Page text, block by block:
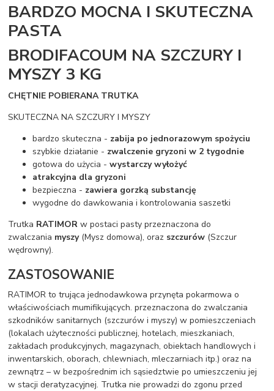
BARDZO MOCNA I SKUTECZNA
PASTA
BRODIFACOUM NA SZCZURY I
MYSZY 3 KG
CHĘTNIE POBIERANA TRUTKA
SKUTECZNA NA SZCZURY I MYSZY
bardzo skuteczna - zabija po jednorazowym spożyciu
szybkie działanie - zwalczenie gryzoni w 2 tygodnie
gotowa do użycia -wystarczy wyłożyć
atrakcyjna dla gryzoni
bezpieczna - zawiera gorzką substancję
wygodne do dawkowania i kontrolowania saszetki
Trutka RATIMOR w postaci pasty przeznaczona do
zwalczania myszy(Mysz domowa), oraz szczurów (Szczur
wędrowny).
ZASTOSOWANIE
RATIMOR to trująca jednodawkowa przynęta pokarmowa o
właściwościach mumifikujących. przeznaczona do zwalczania
szkodników sanitarnych (szczurów i myszy) w pomieszczeniach
(lokalach użyteczności publicznej, hotelach, mieszkaniach,
zakładach produkcyjnych, magazynach, obiektach handlowych i
inwentarskich, oborach, chlewniach, mleczarniach itp.) oraz na
zewnątrz – w bezpośrednim ich sąsiedztwie po umieszczeniu jej
w stacji deratyzacyjnej. Trutka nie prowadzi do zgonu przed